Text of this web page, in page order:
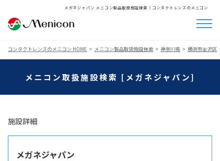
メガネジャパン メニコン製品取扱施設検索│コンタクトレンズのメニコン
コンタクトレンズのメニコン HOME メニコン製品取扱施設検索 神奈川県 横浜市金沢区
メニコン取扱施設検索 [メガネジャパン]
施設詳細
メガネジャパン